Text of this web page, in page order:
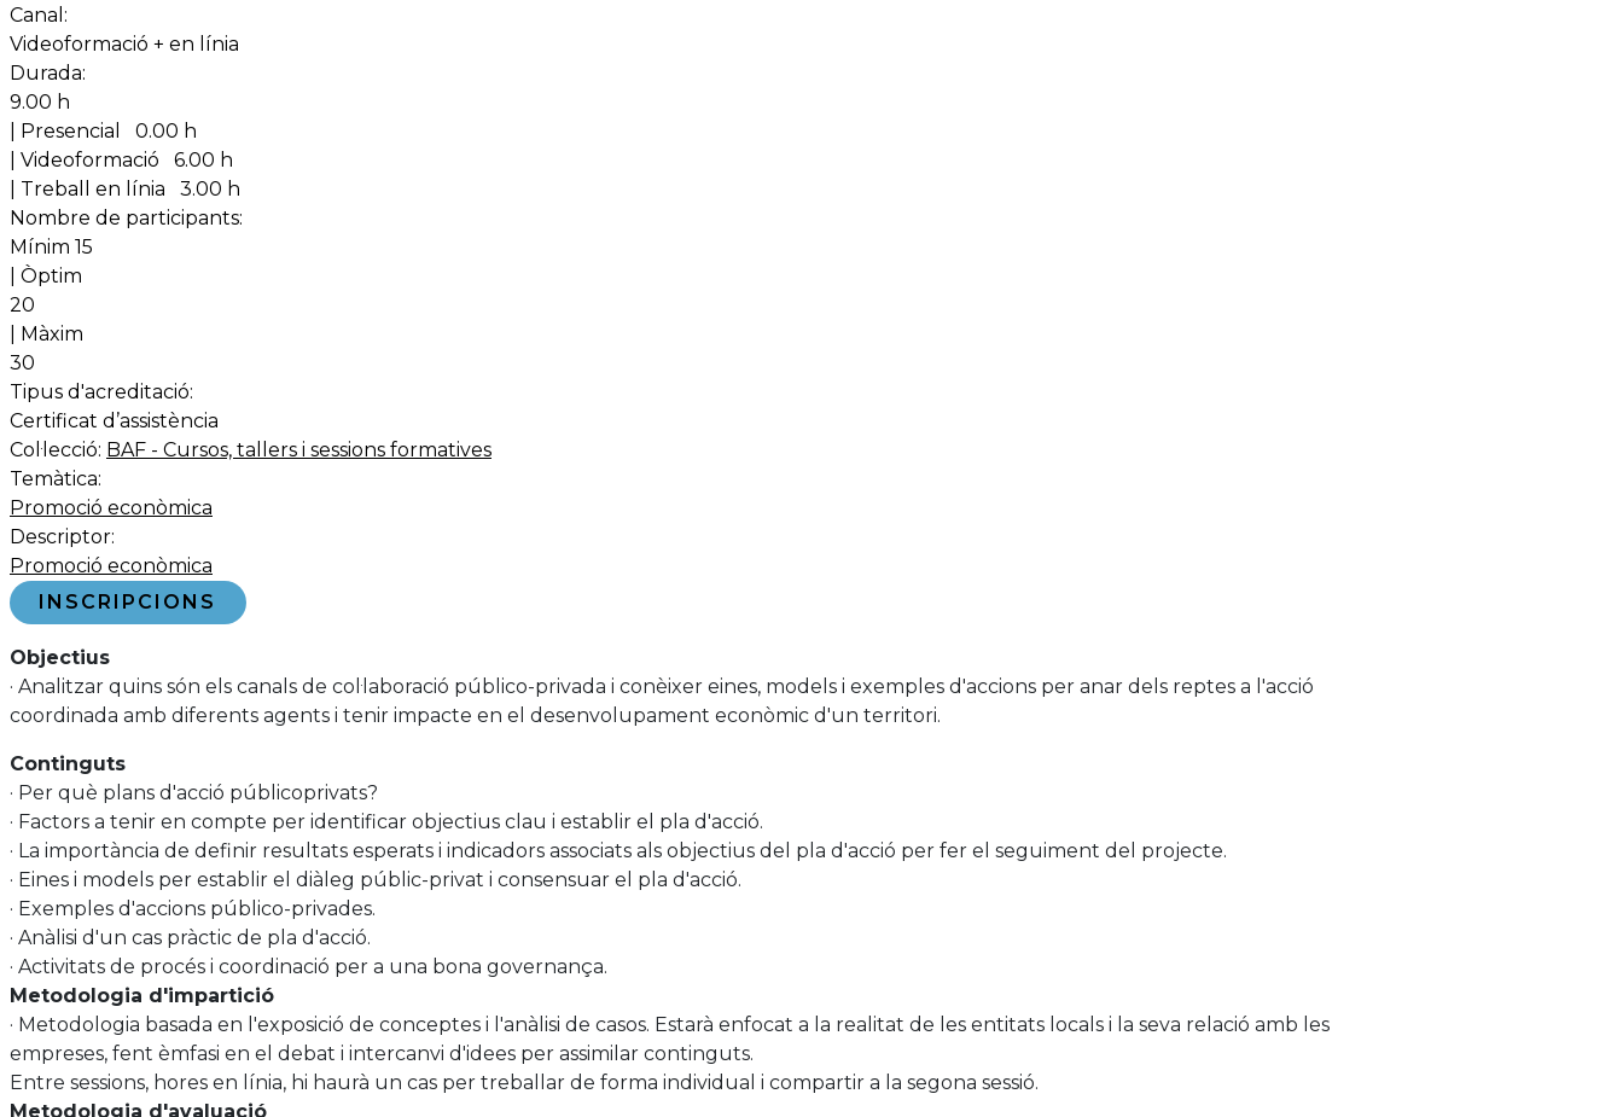
Canal:
Videoformació + en línia
Durada:
9.00 h
| Presencial
0.00 h
| Videoformació
6.00 h
| Treball en línia
3.00 h
Nombre de participants:
Mínim 15
| Òptim
20
| Màxim
30
Tipus d'acreditació:
Certificat d’assistència
Col·lecció: BAF - Cursos, tallers i sessions formatives
Temàtica:
Promoció econòmica
Descriptor:
Promoció econòmica
INSCRIPCIONS
Objectius
· Analitzar quins són els canals de col·laboració público-privada i conèixer eines, models i exemples d'accions per anar dels reptes a l'acció
coordinada amb diferents agents i tenir impacte en el desenvolupament econòmic d'un territori.
Continguts
· Per què plans d'acció públicoprivats?
· Factors a tenir en compte per identificar objectius clau i establir el pla d'acció.
· La importància de definir resultats esperats i indicadors associats als objectius del pla d'acció per fer el seguiment del projecte.
· Eines i models per establir el diàleg públic-privat i consensuar el pla d'acció.
· Exemples d'accions público-privades.
· Anàlisi d'un cas pràctic de pla d'acció.
· Activitats de procés i coordinació per a una bona governança.
Metodologia d'impartició
· Metodologia basada en l'exposició de conceptes i l'anàlisi de casos. Estarà enfocat a la realitat de les entitats locals i la seva relació amb les
empreses, fent èmfasi en el debat i intercanvi d'idees per assimilar continguts.
Entre sessions, hores en línia, hi haurà un cas per treballar de forma individual i compartir a la segona sessió.
Metodologia d'avaluació